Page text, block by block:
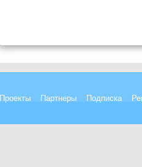
Проекты Партнеры Подписка